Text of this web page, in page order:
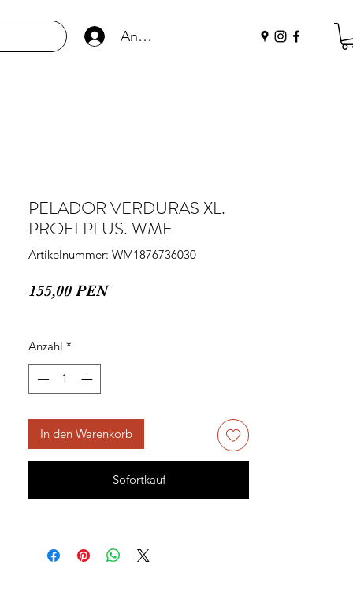
Anmelden
PELADOR VERDURAS XL.
PROFI PLUS. WMF
Artikelnummer: WM1876736030
155,00 PENPreis
Anzahl *
In den Warenkorb
Sofortkauf